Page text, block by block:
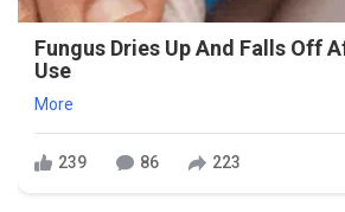
Fungus Dries Up And Falls Off
Use
More
239 86 223